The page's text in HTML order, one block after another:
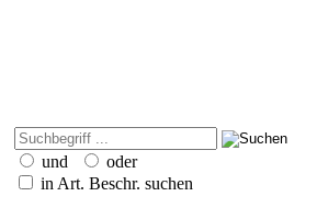
und
oder
in Art. Beschr. suchen